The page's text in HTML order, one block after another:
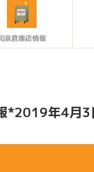
泉倉庫店情報
*2019年4月